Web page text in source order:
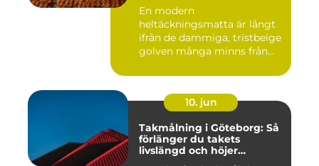
En modern
heltäckningsmatta är långt
ifrån de dammiga, tristbeige
golven många minns från
10. jun
Takmålning i Göteborg: Så
förlänger du takets
livslängd och höjer